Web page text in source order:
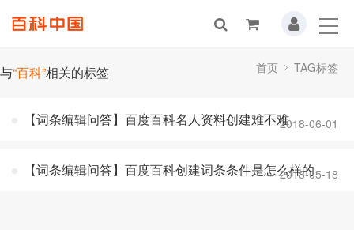
与“百科”相关的标签 首页 TAG标签
【词条编辑问答】百度百科名人资料创建难不难2018-06-01
【词条编辑问答】百度百科创建词条条件是怎么样的
2018-05-18